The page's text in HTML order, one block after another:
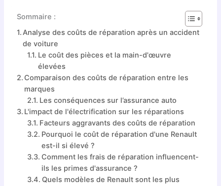
Sommaire :
Analyse des coûts de réparation après un accident
de voiture
Le coût des pièces et la main-d'œuvre
élevées
Comparaison des coûts de réparation entre les
marques
Les conséquences sur l’assurance auto
L'impact de l'électrification sur les réparations
Facteurs aggravants des coûts de réparation
Pourquoi le coût de réparation d'une Renault
est-il si élevé ?
Comment les frais de réparation influencent-
ils les primes d'assurance ?
Quels modèles de Renault sont les plus